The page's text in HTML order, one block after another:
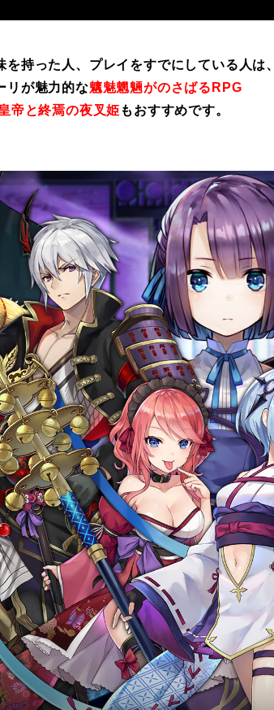
を持った人、プレイをすでにしている人は、
リが魅力的な魑魅魍魎がのさばるRPG
帝と終焉の夜叉姫 もおすすめです。